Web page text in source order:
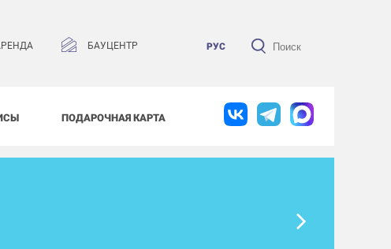
БАУЦЕНТР РУС
ПОДАРОЧНАЯ КАРТА